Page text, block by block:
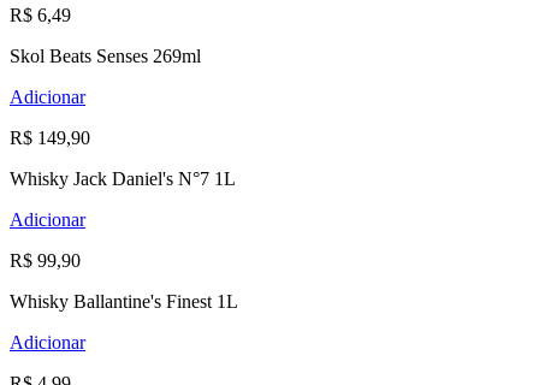
R$ 6,49
Skol Beats Senses 269ml
Adicionar
R$ 149,90
Whisky Jack Daniel's N°7 1L
Adicionar
R$ 99,90
Whisky Ballantine's Finest 1L
Adicionar